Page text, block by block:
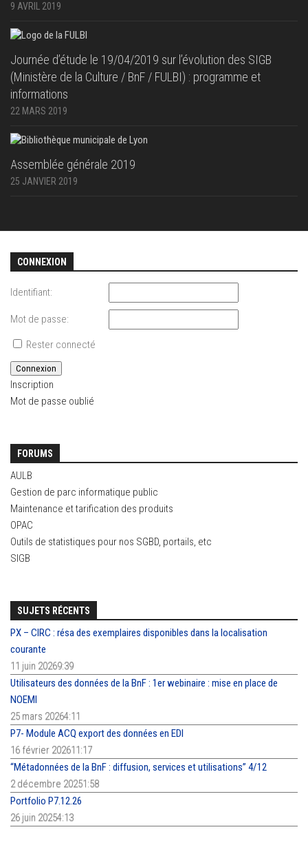
9 AVRIL 2019
Journée d’étude le 19/04/2019 sur l’évolution des SIGB
(Ministère de la Culture / BnF / FULBI) : programme et
informations
22 MARS 2019
Assemblée générale 2019
25 JANVIER 2019
CONNEXION
Identifiant:
Mot de passe:
Rester connecté
Connexion
Inscription
Mot de passe oublié
FORUMS
AULB
Gestion de parc informatique public
Maintenance et tarification des produits
OPAC
Outils de statistiques pour nos SGBD, portails, etc
SIGB
SUJETS RÉCENTS
PX – CIRC : résa des exemplaires disponibles dans la localisation
courante
11 juin 20269:39
Utilisateurs des données de la BnF : 1er webinaire : mise en place de
NOEMI
25 mars 20264:11
P7- Module ACQ export des données en EDI
16 février 202611:17
“Métadonnées de la BnF : diffusion, services et utilisations” 4/12
2 décembre 20251:58
Portfolio P7.12.26
26 juin 20254:13